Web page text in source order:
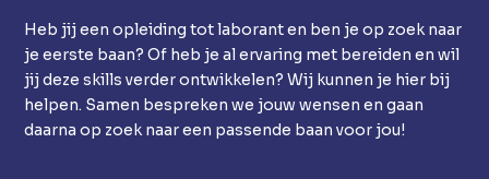
Heb jij een opleiding tot laborant en ben je op zoek naar
je eerste baan? Of heb je al ervaring met bereiden en wil
jij deze skills verder ontwikkelen? Wij kunnen je hier bij
helpen. Samen bespreken we jouw wensen en gaan
daarna op zoek naar een passende baan voor jou!